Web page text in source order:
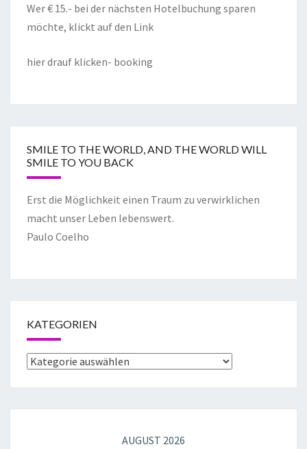
Wer € 15.- bei der nächsten Hotelbuchung sparen
möchte, klickt auf den Link
hier drauf klicken- booking
SMILE TO THE WORLD, AND THE WORLD WILL
SMILE TO YOU BACK
Erst die Möglichkeit einen Traum zu verwirklichen
macht unser Leben lebenswert.
Paulo Coelho
KATEGORIEN
AUGUST 2026